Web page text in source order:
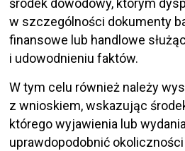
środek dowodowy, którym
w szczególności dokumenty
finansowe lub handlowe
i udowodnieniu faktów.
W tym celu również należy
z wnioskiem, wskazując
którego wyjawienia lub
uprawdopodobnić